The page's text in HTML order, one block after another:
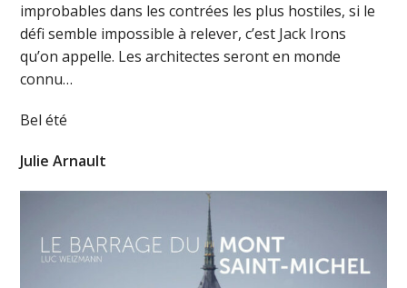
improbables dans les contrées les plus hostiles, si le
défi semble impossible à relever, c’est Jack Irons
qu’on appelle. Les architectes seront en monde
connu…
Bel été
Julie Arnault